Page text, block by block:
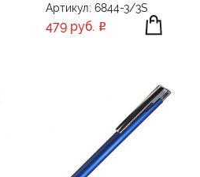
Артикул: 6844-3/3S
479 руб.